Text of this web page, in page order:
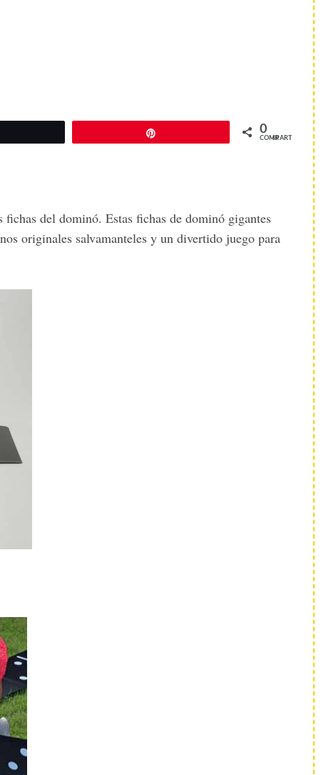
0
COMPARTIR
del dominó. Estas fichas de dominó gigantes
originales salvamanteles y un divertido juego para